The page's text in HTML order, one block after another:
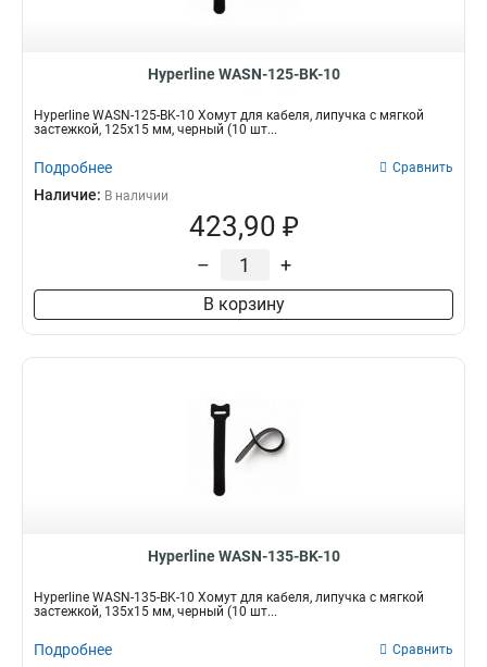
Hyperline WASN-125-BK-10
Hyperline WASN-125-BK-10 Хомут для кабеля, липучка с мягкой
застежкой, 125x15 мм, черный (10 шт...
Подробнее Сравнить
Наличие: В наличии
423,90 ₽
– +
В корзину
Hyperline WASN-135-BK-10
Hyperline WASN-135-BK-10 Хомут для кабеля, липучка с мягкой
застежкой, 135x15 мм, черный (10 шт...
Подробнее Сравнить